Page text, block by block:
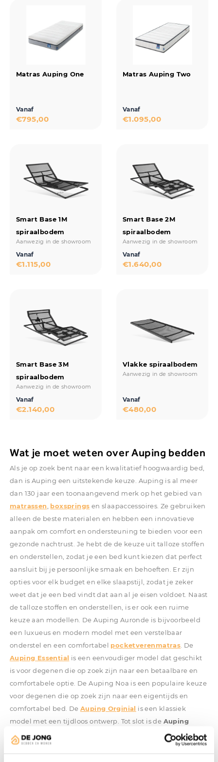
Matras Auping One
Vanaf
€795,00
Matras Auping Two
Vanaf
€1.095,00
Smart Base 1M
spiraalbodem
Aanwezig in de showroom
Vanaf
€1.115,00
Smart Base 2M
spiraalbodem
Aanwezig in de showroom
Vanaf
€1.640,00
Smart Base 3M
spiraalbodem
Aanwezig in de showroom
Vanaf
€2.140,00
Vlakke spiraalbodem
Aanwezig in de showroom
Vanaf
€480,00
Wat je moet weten over Auping bedden
Als je op zoek bent naar een kwalitatief hoogwaardig bed,
dan is Auping een uitstekende keuze. Auping is al meer
dan 130 jaar een toonaangevend merk op het gebied van
matrassen boxsprings en slaapaccessoires. Ze gebruiken
alleen de beste materialen en hebben een innovatieve
aanpak om comfort en ondersteuning te bieden voor een
gezonde nachtrust. Je hebt de de keuze uit talloze stoffen
en onderstellen, zodat je een bed kunt kiezen dat perfect
aansluit bij je persoonlijke smaak en behoeften. Er zijn
opties voor elk budget en elke slaapstijl, zodat je zeker
weet dat je een bed vindt dat aan al je eisen voldoet. Naast
de talloze stoffen en onderstellen, is er ook een ruime
keuze aan modellen. De Auping Auronde is bijvoorbeeld
een luxueus en modern model met een verstelbaar
onderstel en een comfortabel pocketverenmatras . De
Auping Essential is een eenvoudiger model dat geschikt
is voor degenen die op zoek zijn naar een betaalbare en
comfortabele optie. De Auping Noa is een populaire keuze
voor degenen die op zoek zijn naar een eigentijds en
comfortabel bed. De Auping Orginial is een klassiek
model met een tijdloos ontwerp. Tot slot is de Auping
Royaleen ultiem luxueus model met een hoogwaardig
pocketverenmatras en een verstelbaar onderstel. Al deze